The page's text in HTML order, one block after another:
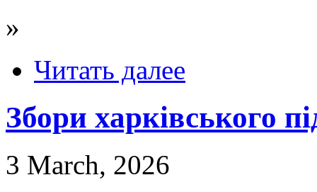
»
Читать далее
Збори харківського
3 March, 2026